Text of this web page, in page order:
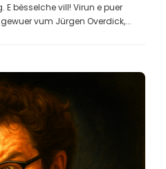
E bësselche vill! Virun e puer
vum Jürgen Overdick,...